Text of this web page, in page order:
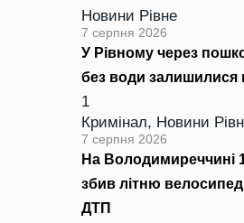
Новини Рівне
7 серпня 2026
У Рівному через
без води залишилися
1
Кримінал, Новини
7 серпня 2026
На Володимиреччині
збив літню
ДТП